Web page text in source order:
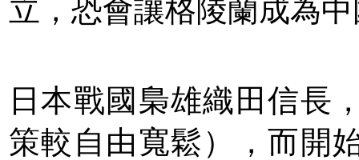
立，恐會讓格陵蘭成為
日本戰國梟雄織田信長
策較自由寬鬆），而開